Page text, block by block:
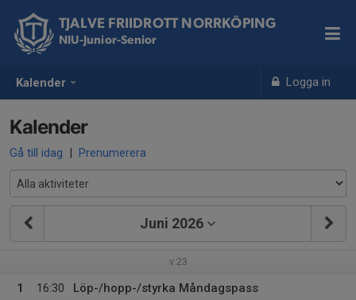
Kalender Logga in
TJALVE FRIIDROTT NORRKÖPING
NIU-Junior-Senior
Kalender
Gå till idag | Prenumerera
Juni 2026
v.23
1
16:30
Löp-/hopp-/styrka Måndagspass